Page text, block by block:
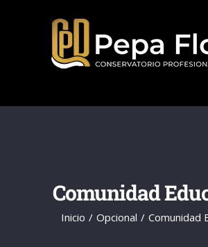
Comunidad
Inicio Opcional Comunidad